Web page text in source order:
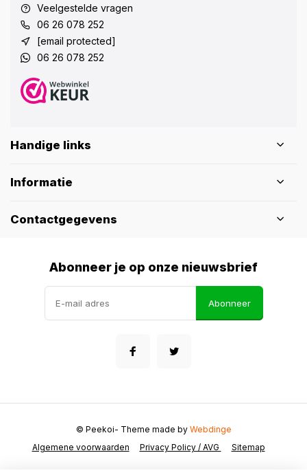
Veelgestelde vragen
06 26 078 252
[email protected]
06 26 078 252
Handige links
Informatie
Contactgegevens
Abonneer je op onze nieuwsbrief
Abonneer
Algemene voorwaarden Privacy Policy / AVG Sitemap
© Peekoi- Theme made by Webdinge